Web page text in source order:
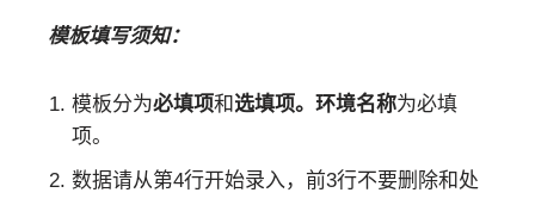
模板填写须知：
模板分为必填项和 选填项。环境名称为必填
项。
数据请从第4行开始录入，前3行不要删除和处